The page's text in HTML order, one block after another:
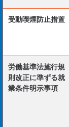
受動喫煙防⽌措置
労働基準法施行規
則改正に準ずる就
業条件明示事項